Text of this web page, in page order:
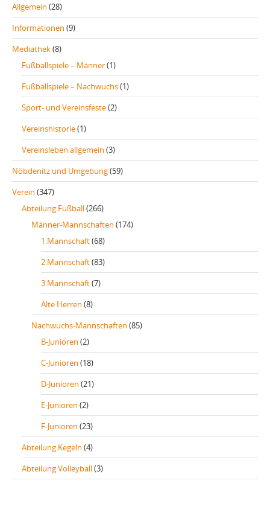
Allgemein (28)
Informationen (9)
Mediathek(8)
Fußballspiele – Männer(1)
Fußballspiele – Nachwuchs(1)
Sport- und Vereinsfeste(2)
Vereinshistorie(1)
Vereinsleben allgemein (3)
Nöbdenitz und Umgebung(59)
Verein (347)
Abteilung Fußball(266)
Männer-Mannschaften (174)
1.Mannschaft(68)
2.Mannschaft(83)
3.Mannschaft(7)
Alte Herren (8)
Nachwuchs-Mannschaften (85)
B-Junioren (2)
C-Junioren (18)
D-Junioren (21)
E-Junioren (2)
F-Junioren (23)
Abteilung Kegeln (4)
Abteilung Volleyball(3)